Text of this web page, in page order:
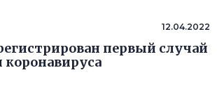
12.04.2022
первый случай
коронавируса